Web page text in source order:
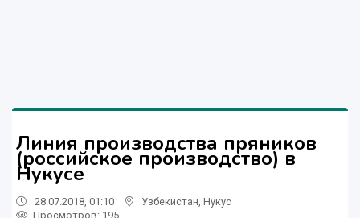
Линия производства пряников
(российское производство) в
Нукусе
28.07.2018, 01:10 Узбекистан Нукус
Просмотров: 195